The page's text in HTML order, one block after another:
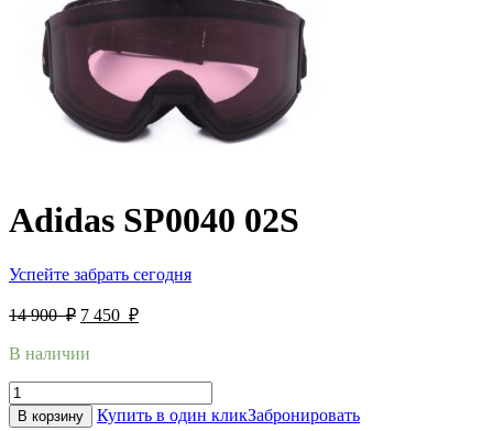
Adidas SP0040 02S
Успейте забрать сегодня
14 900₽ 7 450 ₽
В наличии
В корзину Купить в один кликЗабронировать